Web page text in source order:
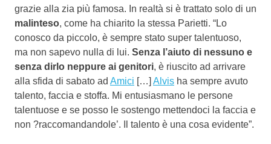
grazie alla zia più famosa. In realtà si è trattato solo di un
malinteso, come ha chiarito la stessa Parietti. “Lo
conosco da piccolo, è sempre stato super talentuoso,
ma non sapevo nulla di lui. Senza l’aiuto di nessuno e
senza dirlo neppure ai genitori, è riuscito ad arrivare
alla sfida di sabato ad Amici […] Alvis ha sempre avuto
talento, faccia e stoffa. Mi entusiasmano le persone
talentuose e se posso le sostengo mettendoci la faccia e
non ?raccomandandole’. Il talento è una cosa evidente”.